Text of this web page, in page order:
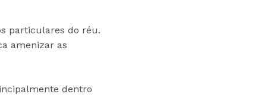
particulares do réu.
amenizar as
dentro